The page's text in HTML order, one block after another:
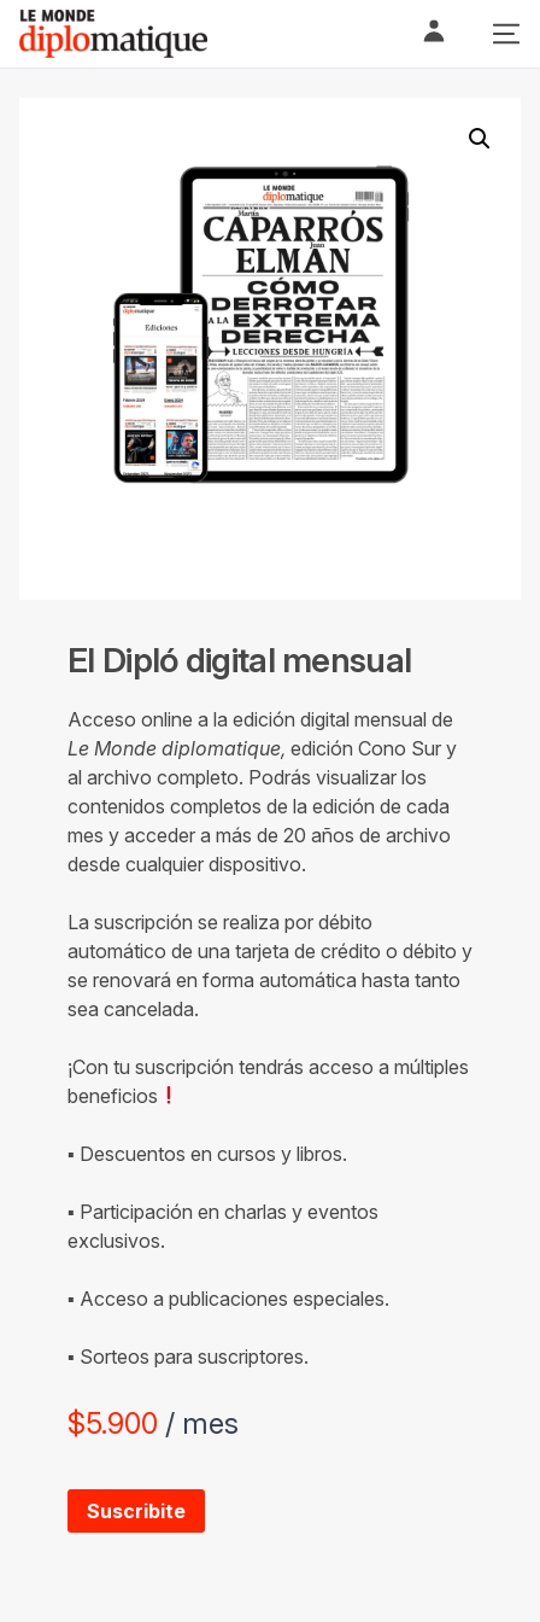
Skip
content
Le monde diplomatique
El Dipló digital mensual
Acceso online a la edición digital mensual de
Le Monde diplomatique, edición Cono Sur y
al archivo completo. Podrás visualizar los
contenidos completos de la edición de cada
mes y acceder a más de 20 años de archivo
desde cualquier dispositivo.
La suscripción se realiza por débito
automático de una tarjeta de crédito o débito y
se renovará en forma automática hasta tanto
sea cancelada.
¡Con tu suscripción tendrás acceso a múltiples
beneficios
▪ Descuentos en cursos y libros.
▪ Participación en charlas y eventos
exclusivos.
▪ Acceso a publicaciones especiales.
▪ Sorteos para suscriptores.
$5.900 / mes
Suscribite